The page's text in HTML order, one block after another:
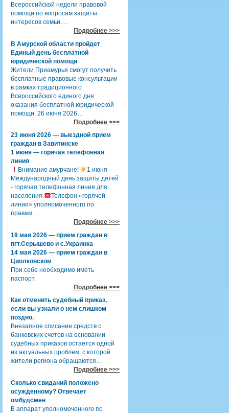
Всероссийской недели правовой
помощи по вопросам защиты
интересов семьи.…
Подробнее >>>
В Амурской области пройдет
Единый день бесплатной
юридической помощи
Жители Приамурья смогут получить
бесплатные правовые консультации
в рамках традиционного
Всероссийского единого дня
оказания бесплатной юридической
помощи. 26 июня 2026…
Подробнее >>>
23 июня 2026 — выездной прием
граждан в Завитинске
1 июня — горячая телефонная
линия
Внимание амурчане!
1 июня -
Международный день защиты детей
- горячая телефонная линия для
населения.
Телефон «горячей
линии» уполномоченного по
правам…
Подробнее >>>
19 мая 2026 — прием граждан в
пгт.Серышево и с.Украинка
14 мая 2026 — прием граждан в
Циолковском
При себе необходимо иметь
паспорт.
Подробнее >>>
Как отменить судебный приказ,
если вы узнали о нем слишком
поздно.
Внезапное списание средств с
банковских счетов на основании
судебных приказов остается одной
из актуальных проблем, с которой
жители региона обращаются…
Подробнее >>>
Сколько свиданий положено
осужденному? Отвечает
омбудсмен
В аппарат уполномоченного по